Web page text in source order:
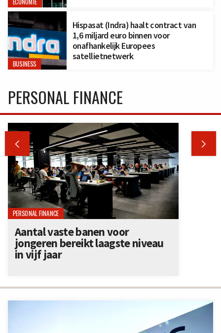
BUSINESS
Hispasat (Indra) haalt contract van
1,6 miljard euro binnen voor
onafhankelijk Europees
satellietnetwerk
PERSONAL FINANCE
 
PERSONAL FINANCE
Aantal vaste banen voor
jongeren bereikt laagste niveau
in vijf jaar